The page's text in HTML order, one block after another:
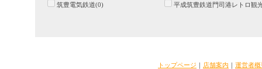
筑豊電気鉄道(0) 平成筑豊鉄道門司港レトロ観
トップページ ｜ 店舗案内 ｜ 運営者概